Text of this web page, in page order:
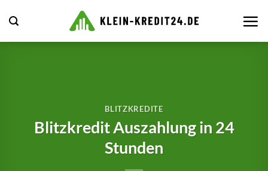
Inhalt
springen
BLITZKREDITE
Blitzkredit Auszahlung in 24
Stunden